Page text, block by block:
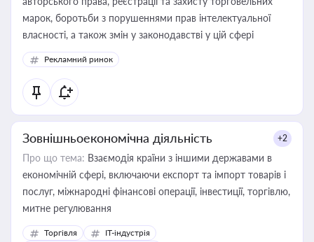
марок, боротьби з порушеннями прав інтелектуальної
власності, а також змін у законодавстві у цій сфері
Рекламний ринок
Зовнішньоекономічна діяльність +2
Про що тема: Взаємодія країни з іншими державами в
економічній сфері, включаючи експорт та імпорт товарів і
послуг, міжнародні фінансові операції, інвестиції, торгівлю,
митне регулювання
Торгівля
IT-індустрія